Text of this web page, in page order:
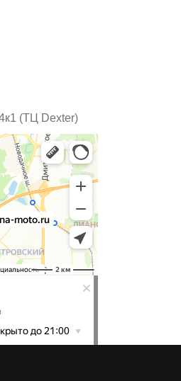
(ТЦ Dexter)